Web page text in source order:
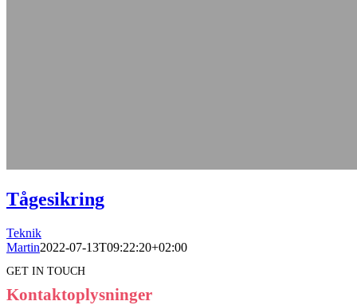
Tågesikring
Teknik
Martin2022-07-13T09:22:20+02:00
GET IN TOUCH
Kontaktoplysninger